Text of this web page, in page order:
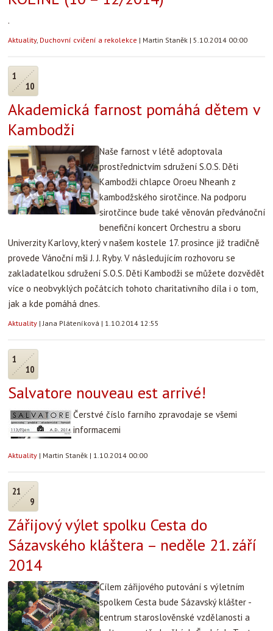
.
Aktuality, Duchovní cvičení a rekolekce | Martin Staněk | 5.10.2014 00:00
1
10
Akademická farnost pomáhá dětem v
Kambodži
Naše farnost v létě adoptovala
prostřednictvím sdružení S.O.S. Děti
Kambodži chlapce Oroeu Nheanh z
kambodžského sirotčince. Na podporu
sirotčince bude také věnován předvánoční
benefiční koncert Orchestru a sboru
Univerzity Karlovy, který v našem kostele 17. prosince již tradičně
provede Vánoční mši J. J. Ryby. V následujícím rozhovoru se
zakladatelkou sdružení S.O.S. Děti Kambodži se můžete dozvědět
více o neobvyklých počátcích tohoto charitativního díla i o tom,
jak a kde pomáhá dnes.
Aktuality |Jana Pláteníková | 1.10.2014 12:55
1
10
Salvatore nouveau est arrivé!
Čerstvé číslo farního zpravodaje se všemi
informacemi
Aktuality | Martin Staněk | 1.10.2014 00:00
21
9
Zářijový výlet spolku Cesta do
Sázavského kláštera – neděle 21. září
2014
Cílem zářijového putování s výletním
spolkem Cesta bude Sázavský klášter -
centrum staroslověnské vzdělanosti a